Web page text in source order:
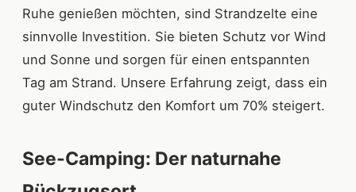
Ruhe genießen möchten, sind Strandzelte eine
sinnvolle Investition. Sie bieten Schutz vor Wind
und Sonne und sorgen für einen entspannten
Tag am Strand. Unsere Erfahrung zeigt, dass ein
guter Windschutz den Komfort um 70% steigert.
See-Camping: Der naturnahe